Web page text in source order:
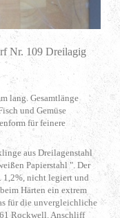
Nr. 109 Dreilagig
lang. Gesamtlänge
und Gemüse
für feinere
aus Dreilagenstahl
Papierstahl ". Der
1,2%, nicht legiert und
Härten ein extrem
für die unvergleichliche
Rockwell. Anschliff